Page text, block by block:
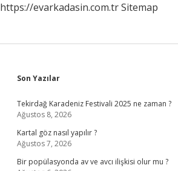
https://evarkadasin.com.trSitemap
Sidebar
Son Yazılar
Tekirdağ Karadeniz Festivali 2025 ne zaman ?
Ağustos 8, 2026
Kartal göz nasıl yapılır ?
Ağustos 7, 2026
Bir popülasyonda av ve avcı ilişkisi olur mu ?